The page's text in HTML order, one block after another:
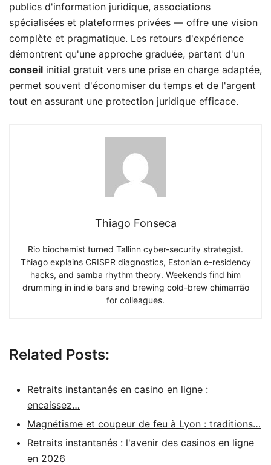
publics d'information juridique, associations
spécialisées et plateformes privées — offre une vision
complète et pragmatique. Les retours d'expérience
démontrent qu'une approche graduée, partant d'un
conseil initial gratuit vers une prise en charge adaptée,
permet souvent d'économiser du temps et de l'argent
tout en assurant une protection juridique efficace.
Thiago Fonseca
Rio biochemist turned Tallinn cyber-security strategist.
Thiago explains CRISPR diagnostics, Estonian e-residency
hacks, and samba rhythm theory. Weekends find him
drumming in indie bars and brewing cold-brew chimarrão
for colleagues.
Related Posts:
Retraits instantanés en casino en ligne :
encaissez…
Magnétisme et coupeur de feu à Lyon : traditions…
Retraits instantanés : l'avenir des casinos en ligne
en 2026